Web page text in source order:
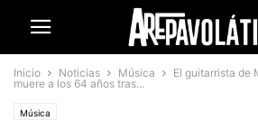
Inicio Noticias Música
El guitarrista de
muere a los 64 años tras...
Música